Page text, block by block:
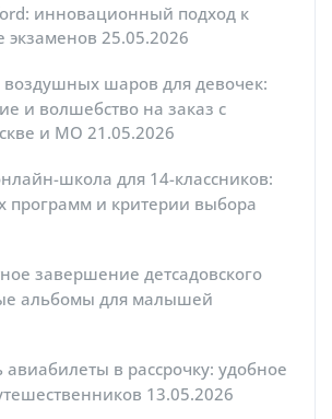
инновационный подход к
экзаменов 25.05.2026
шаров для девочек:
и волшебство на заказ с
и МО 21.05.2026
школа для 14-классников:
программ и критерии выбора
завершение детсадовского
альбомы для малышей
авиабилеты в рассрочку: удобное
13.05.2026